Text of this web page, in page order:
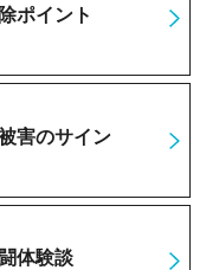
ポイント
害のサイン
体験談